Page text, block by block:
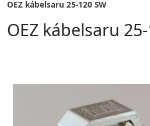
OEZ kábelsaru 25-120 SW
OEZ kábelsaru